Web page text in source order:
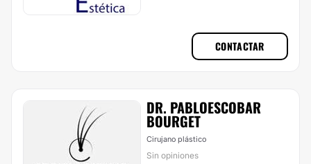
CONTACTAR
DR. PABLOESCOBAR
BOURGET
Cirujano plástico
Sin opiniones